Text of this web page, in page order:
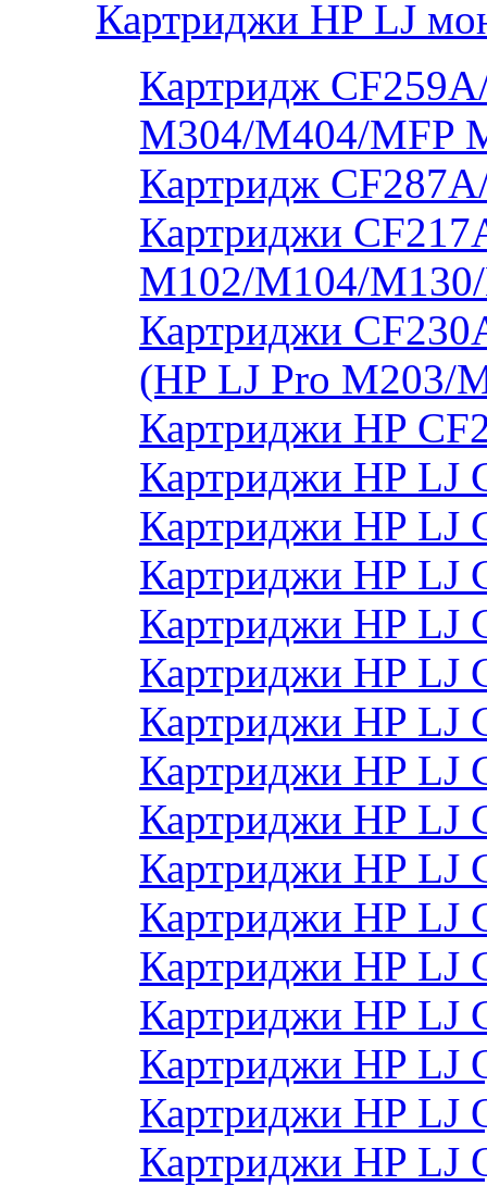
Картриджи HP LJ
Картридж
M304/M404/MFP
Картридж
Картриджи
M102/M104/
Картриджи
(HP LJ Pro M203/
Картриджи HP
Картриджи HP LJ
Картриджи HP LJ
Картриджи HP LJ
Картриджи HP LJ
Картриджи HP LJ
Картриджи HP LJ
Картриджи HP LJ
Картриджи HP LJ
Картриджи HP LJ
Картриджи HP LJ
Картриджи HP LJ
Картриджи HP LJ
Картриджи HP LJ
Картриджи HP LJ
Картриджи HP LJ